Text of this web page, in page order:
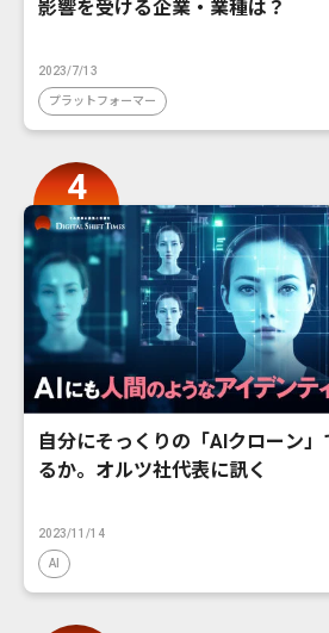
影響を受ける企業・業種は？
2023/7/13
プラットフォーマー
自分にそっくりの「AIクローン
るか。オルツ社代表に訊く
2023/11/14
AI